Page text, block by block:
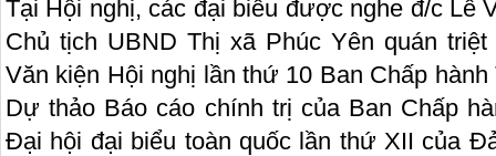
Tại Hội nghị, các đại biểu được nghe đ/c Lê
Chủ tịch UBND Thị xã Phúc Yên quán
Văn kiện Hội nghị lần thứ 10 Ban Chấp
Dự thảo Báo cáo chính trị của Ban Chấp
Đại hội đại biểu toàn quốc lần thứ XII của